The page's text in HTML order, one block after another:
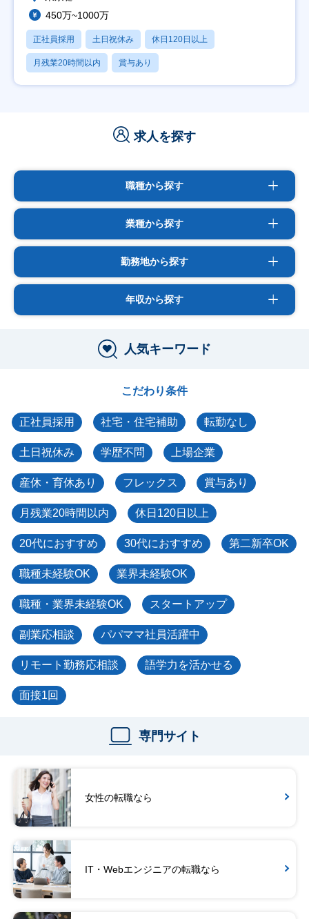
450万~1000万
正社員採用 土日祝休み 休日120日以上
月残業20時間以内 賞与あり
求人を探す
職種から探す
業種から探す
勤務地から探す
年収から探す
人気キーワード
こだわり条件
正社員採用 社宅・住宅補助 転勤なし
土日祝休み 学歴不問 上場企業
産休・育休あり フレックス 賞与あり
月残業20時間以内 休日120日以上
20代におすすめ 30代におすすめ 第二新卒OK
職種未経験OK 業界未経験OK
職種・業界未経験OK スタートアップ
副業応相談 パパママ社員活躍中
リモート勤務応相談 語学力を活かせる
面接1回
専門サイト
女性の転職なら
IT・Webエンジニアの転職なら